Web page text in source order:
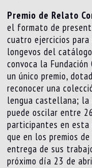
Premio de Relato
el formato de
cuatro ejercicios
longevos del
convoca la
un único premio,
reconocer una
lengua castellana;
puede oscilar entre
participantes en esta
que en los premios
entrega de sus
próximo día 23 de